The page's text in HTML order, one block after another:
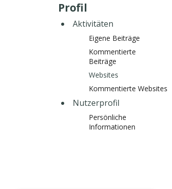
Profil
Aktivitäten
Eigene Beiträge
Kommentierte
Beiträge
Websites
Kommentierte Websites
Nutzerprofil
Persönliche
Informationen